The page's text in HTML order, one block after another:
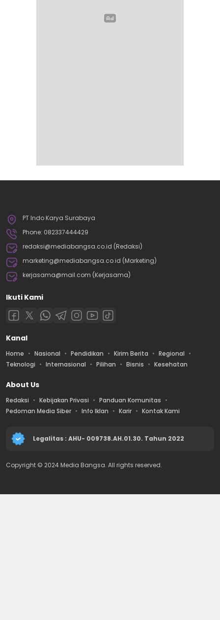
PT Indo Karya Surabaya
Phone: 082337444429
redaksi@mediabangsa.co.id (Redaksi)
marketing@mediabangsa.co.id (Marketing)
kerjasama@mail.com (Kerjasama)
Ikuti Kami
Kanal
Home Nasional Pendidikan Kirim Berita
Regional
Teknologi
Internasional Pilihan Bisnis Kesehatan
About Us
Redaksi Kebijakan Privasi
Panduan Komunitas
Pedoman Media Siber
Info Iklan Karir Kontak Kami
Legalitas : AHU- 009738.AH.01.30. Tahun 2022
Copyright © 2024 Media Bangsa. All rights reserved.